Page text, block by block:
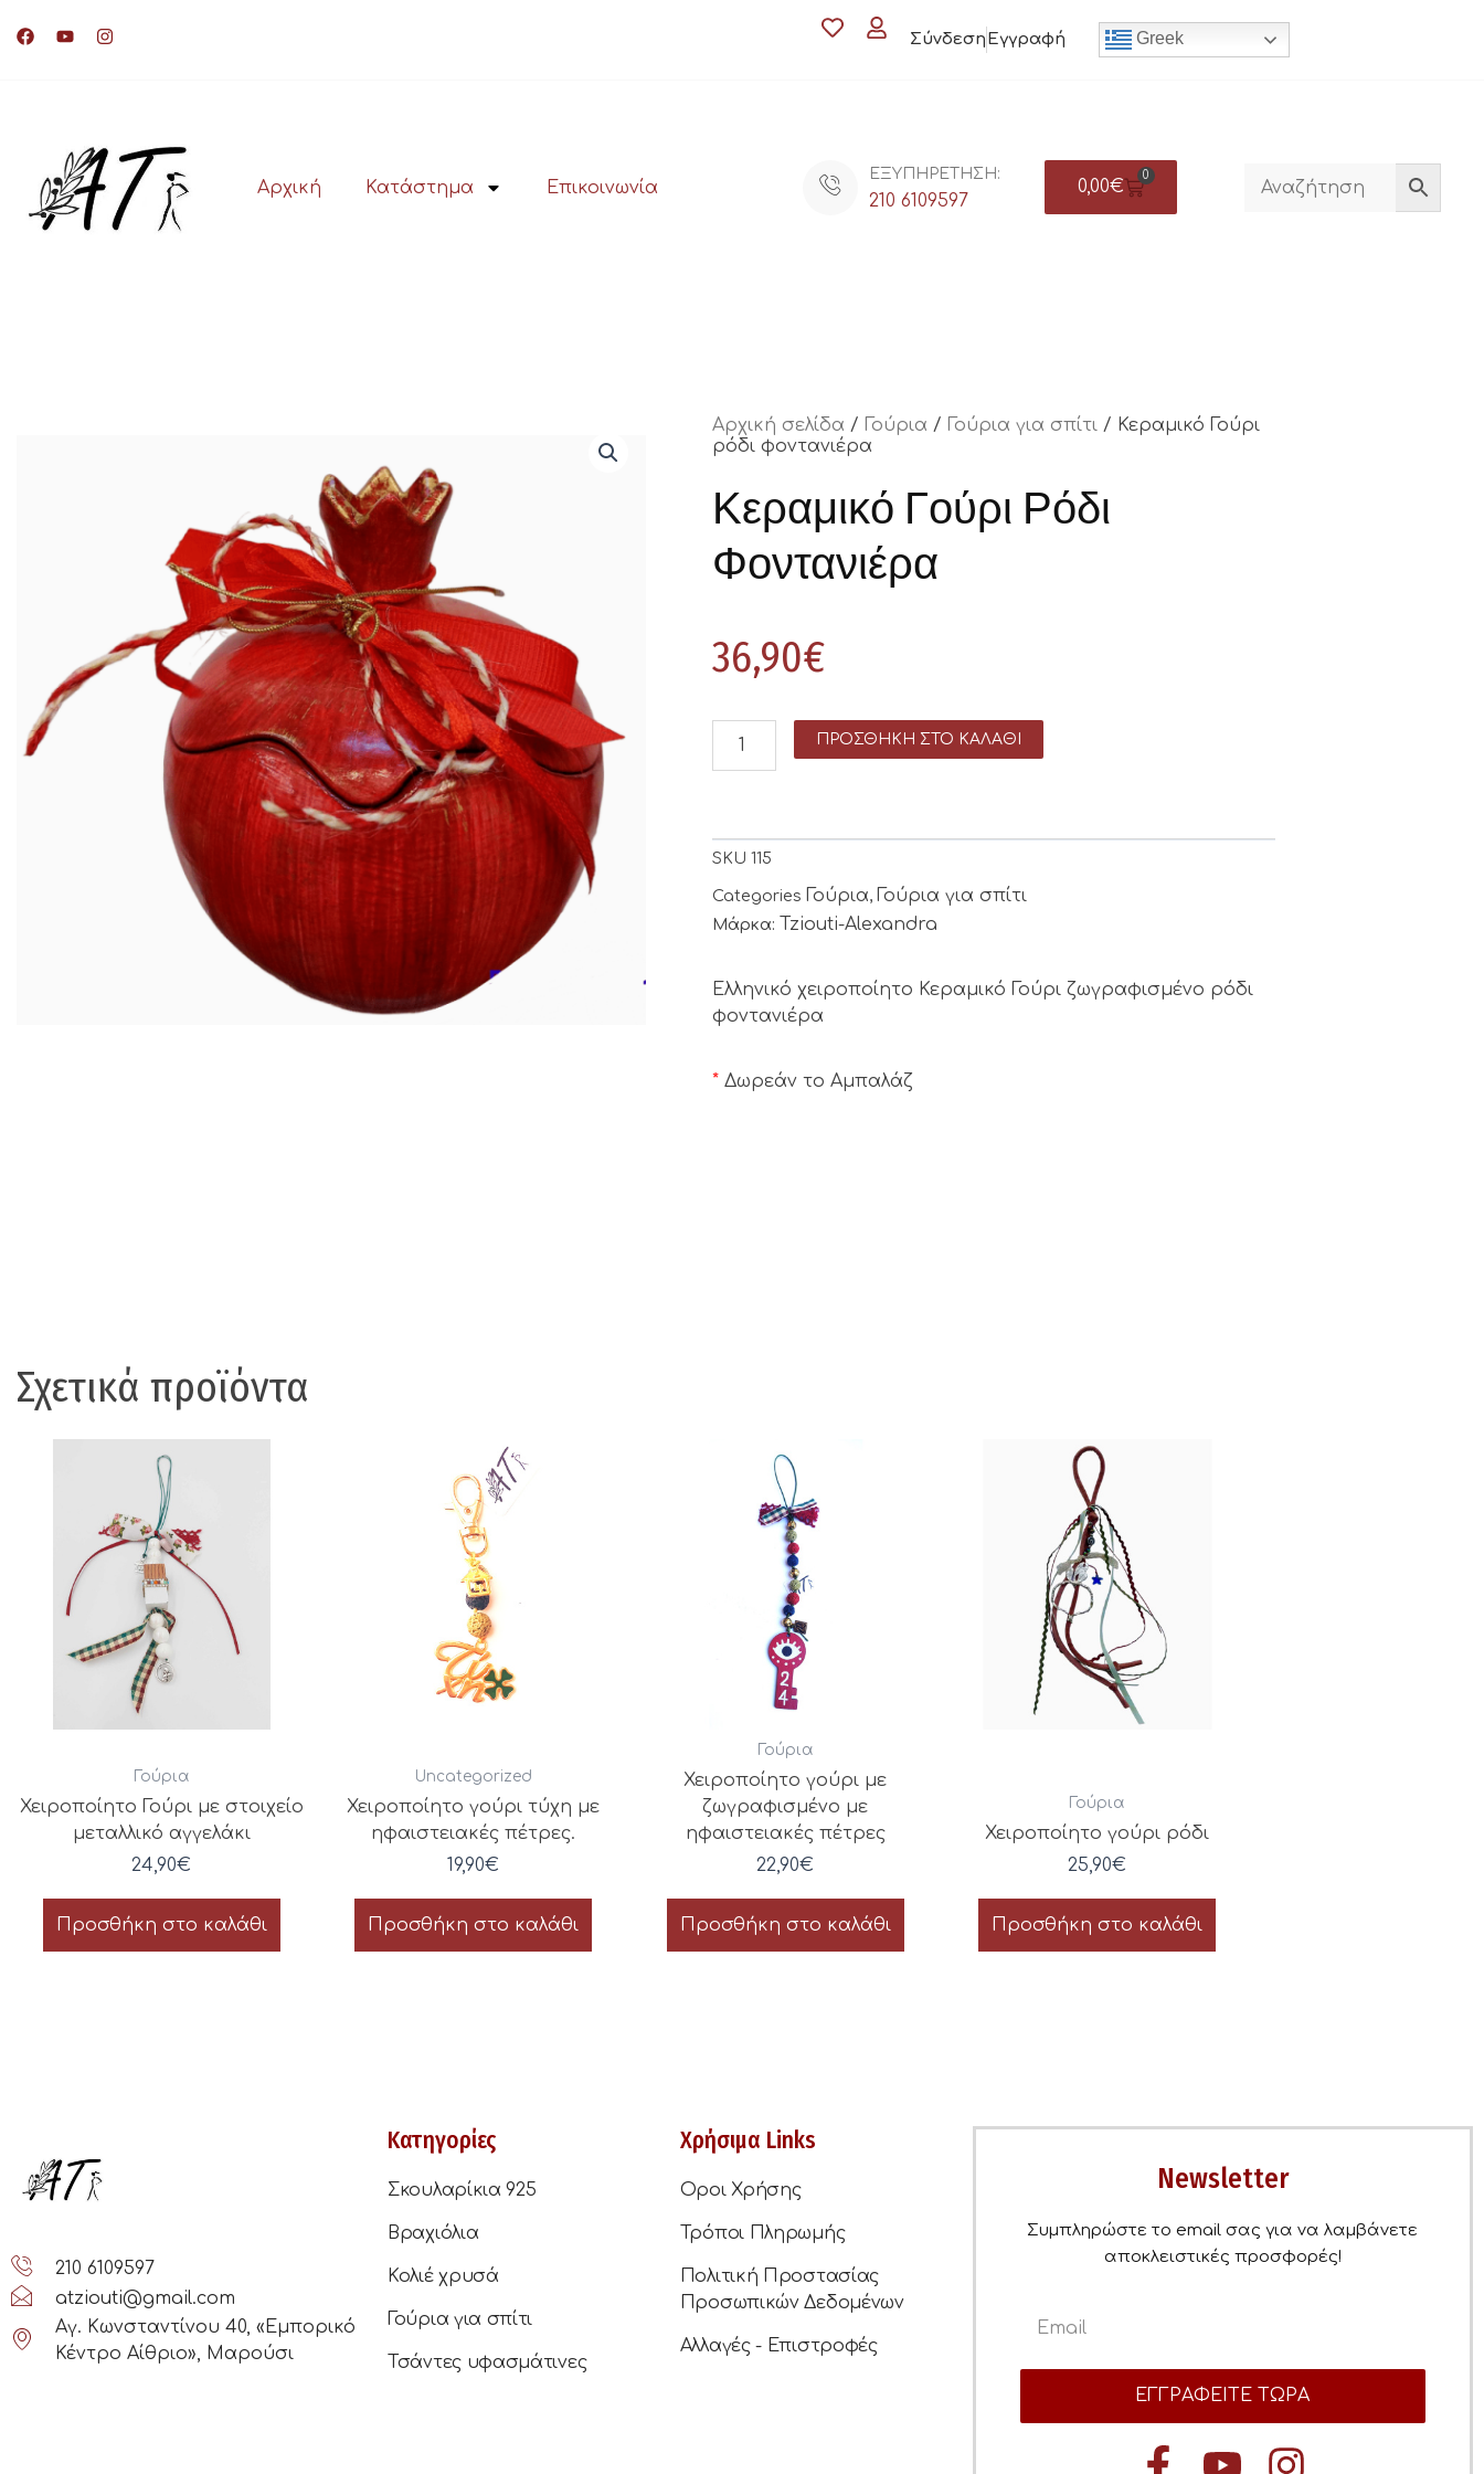
Σύνδεση Εγγραφή Greek
Αρχική Κατάστημα Επικοινωνία
ΕΞΥΠΗΡΕΤΗΣΗ:
210 6109597
0,00€
0
Αρχική σελίδα / Γούρια / Γούρια για σπίτι / Κεραμικό Γούρι
ρόδι φοντανιέρα
Κεραμικό Γούρι Ρόδι
Φοντανιέρα
36,90€
ΠΡΟΣΘΉΚΗ ΣΤΟ ΚΑΛΆΘΙ
SKU 115
Categories Γούρια, Γούρια για σπίτι
Μάρκα: Tziouti-Alexandra
Ελληνικό χειροποίητο Κεραμικό Γούρι ζωγραφισμένο ρόδι
φοντανιέρα
* Δωρεάν το Αμπαλάζ
Σχετικά προϊόντα
Γούρια
Χειροποίητο Γούρι με στοιχείο
μεταλλικό αγγελάκι
24,90€
Προσθήκη στο καλάθι
Uncategorized
Χειροποίητο γούρι τύχη με
ηφαιστειακές πέτρες.
19,90€
Προσθήκη στο καλάθι
Γούρια
Χειροποίητο γούρι με
ζωγραφισμένο με
ηφαιστειακές πέτρες
22,90€
Προσθήκη στο καλάθι
Γούρια
Χειροποίητο γούρι ρόδι
25,90€
Προσθήκη στο καλάθι
210 6109597
atziouti@gmail.com
Αγ. Κωνσταντίνου 40, «Εμπορικό
Κέντρο Αίθριο», Μαρούσι
Κατηγορίες
Σκουλαρίκια 925
Βραχιόλια
Κολιέ χρυσά
Γούρια για σπίτι
Τσάντες υφασμάτινες
Χρήσιμα Links
Οροι Χρήσης
Τρόποι Πληρωμής
Πολιτική Προστασίας
Προσωπικών Δεδομένων
Αλλαγές - Επιστροφές
Newsletter
Συμπληρώστε το email σας για να λαμβάνετε
αποκλειστικές προσφορές!
ΕΓΓΡΑΦΕΙΤΕ ΤΩΡΑ